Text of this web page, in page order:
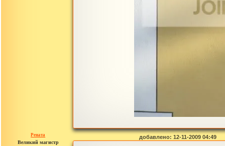
Рената
Великий магистр
добавлено: 12-11-2009 04:49